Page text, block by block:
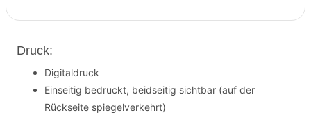
Druck:
Digitaldruck
Einseitig bedruckt, beidseitig sichtbar (auf der
Rückseite spiegelverkehrt)